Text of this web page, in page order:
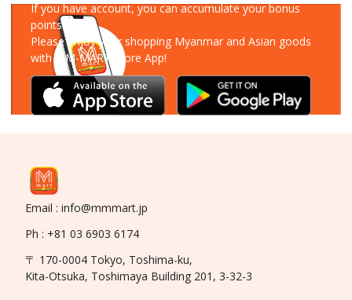
If you have account, you can accumulate your bonus
points!
Please enjoy your shopping Myanmar and Asian goods
with MM-MART Store App!
Email : info@mmmart.jp
Ph : +81 03 6903 6174
〒 170-0004 Tokyo, Toshima-ku,
Kita-Otsuka, Toshimaya Building 201, 3-32-3